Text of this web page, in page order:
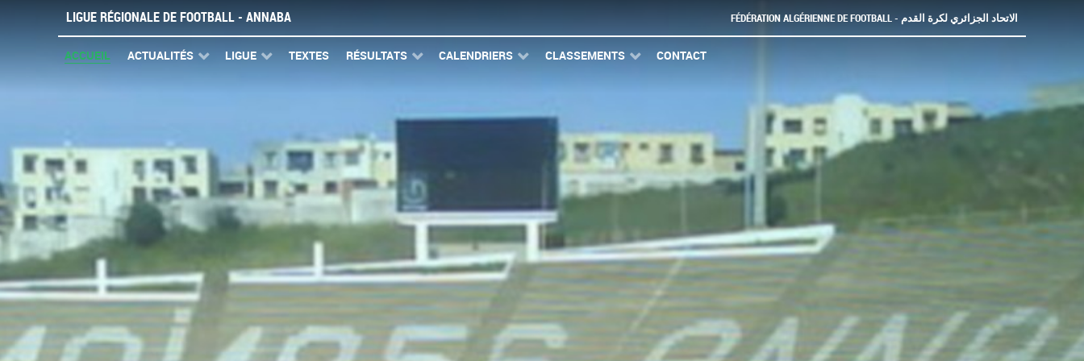
LIGUE RÉGIONALE DE FOOTBALL - ANNABA FÉDÉRATION ALGÉRIENNE DE FOOTBALL - الاتحاد الجزائري لكرة القدم
ACCUEIL ACTUALITÉS LIGUE TEXTES RÉSULTATS CALENDRIERS CLASSEMENTS CONTACT